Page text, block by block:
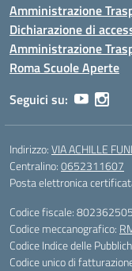
Amministrazione
Dichiarazione di
Amministrazione
Roma Scuole Aperte
Seguici su:
Indirizzo:VIA ACHILLE
Centralino:0652311607
Posta elettronica
Codice fiscale:
Codice meccanografico:
Codice Indice delle
Codice unico di